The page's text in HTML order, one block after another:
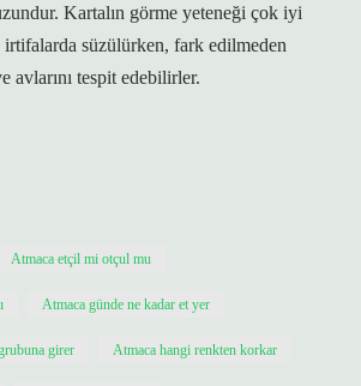
Kartalın görme yeteneği çok iyi
süzülürken, fark edilmeden
avlarını tespit edebilirler.
Atmaca etçil mi otçul mu
Atmaca günde ne kadar et yer
girer Atmaca hangi renkten korkar